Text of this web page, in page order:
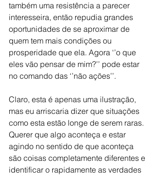
também uma resistência a parecer
interesseira, então repudia grandes
oportunidades de se aproximar de
quem tem mais condições ou
prosperidade que ela. Agora ‘’o que
eles vão pensar de mim?’’ pode estar
no comando das ‘’não ações’’.
Claro, esta é apenas uma ilustração,
mas eu arriscaria dizer que situações
como esta estão longe de serem raras.
Querer que algo aconteça e estar
agindo no sentido de que aconteça
são coisas completamente diferentes e
identificar o rapidamente as verdades